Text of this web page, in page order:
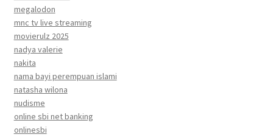
megalodon
mnc tv live streaming
movierulz 2025
nadya valerie
nakita
nama bayi perempuan islami
natasha wilona
nudisme
online sbi net banking
onlinesbi